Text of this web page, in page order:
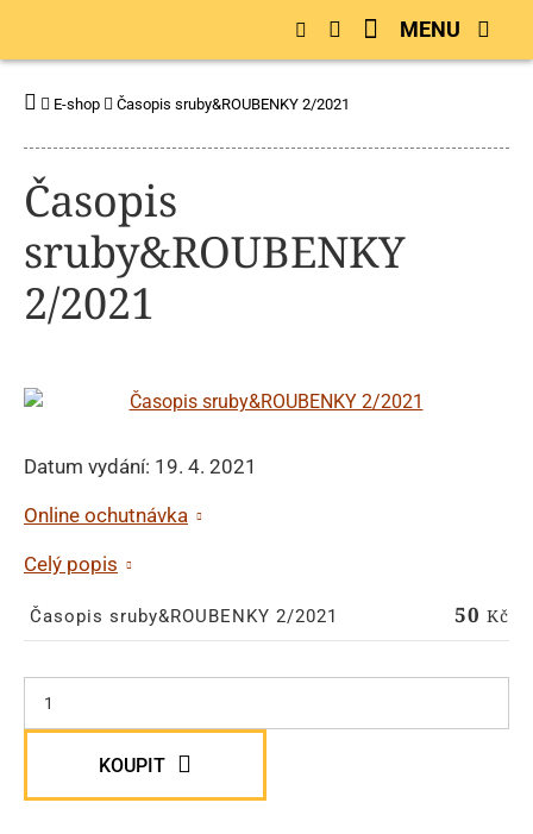
E-shop Časopis sruby&ROUBENKY 2/2021
Časopis
sruby&ROUBENKY
2/2021
Datum vydání: 19. 4. 2021
Online ochutnávka
Celý popis
Časopis sruby&ROUBENKY 2/2021 50 Kč
KOUPIT
MENU